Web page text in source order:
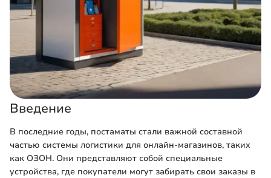
Введение
В последние годы, постаматы стали важной составной
частью системы логистики для онлайн-магазинов, таких
как ОЗОН. Они представляют собой специальные
устройства, где покупатели могут забирать свои заказы в